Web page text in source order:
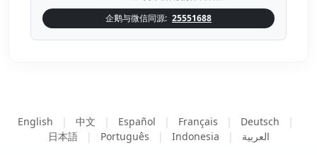
企鹅与微信同源: 25551688
English | 中文 | Español | Français | Deutsch
|
日本語
| Português | Indonesia | العربية